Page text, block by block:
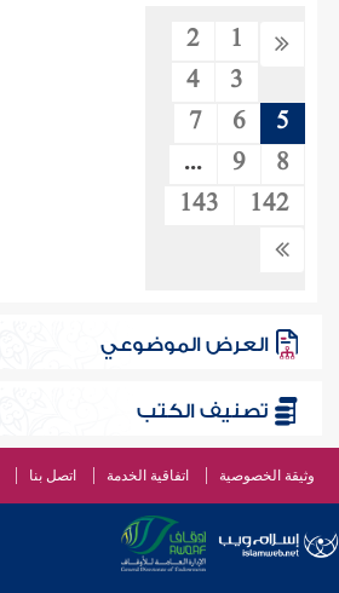
1
2
3
4
5
6
7
8
9
...
142
143
العرض الموضوعي
تصنيف الكتب
وثيقة الخصوصية اتفاقية الخدمة اتصل بنا